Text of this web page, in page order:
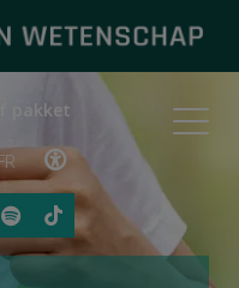
pakket
link om